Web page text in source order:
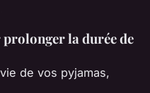
la durée de
de vos pyjamas,